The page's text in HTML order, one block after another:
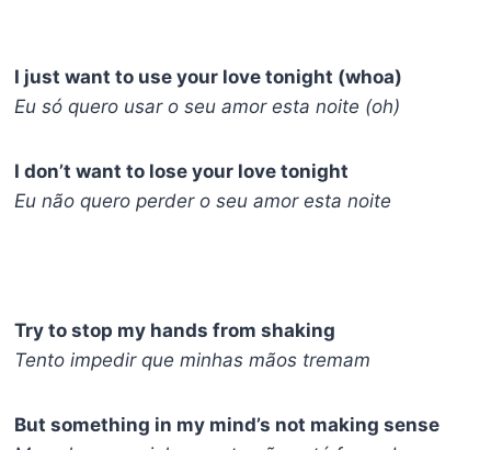
I just want to use your love tonight (whoa)
Eu só quero usar o seu amor esta noite (oh)
I don’t want to lose your love tonight
Eu não quero perder o seu amor esta noite
Try to stop my hands from shaking
Tento impedir que minhas mãos tremam
But something in my mind’s not making sense